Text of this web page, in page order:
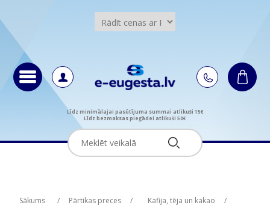
Līdz minimālajai pasūtījuma summai atlikuši 15€
Līdz bezmaksas piegādei atlikuši 50€
Sākums / Pārtikas preces / Kafija, tēja un kakao
/